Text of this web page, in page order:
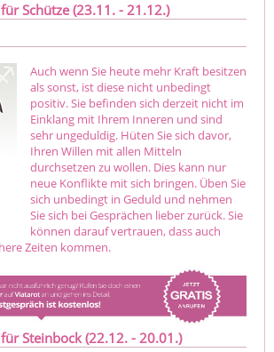
Schütze (23.11. - 21.12.)
Auch wenn Sie heute mehr Kraft besitzen
als sonst, ist diese nicht unbedingt
positiv. Sie befinden sich derzeit nicht im
Einklang mit Ihrem Inneren und sind
sehr ungeduldig. Hüten Sie sich davor,
Ihren Willen mit allen Mitteln
durchsetzen zu wollen. Dies kann nur
neue Konflikte mit sich bringen. Üben Sie
sich unbedingt in Geduld und nehmen
Sie sich bei Gesprächen lieber zurück. Sie
können darauf vertrauen, dass auch
Zeiten kommen.
Steinbock (22.12. - 20.01.)